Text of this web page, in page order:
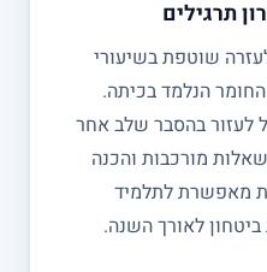
תרגילים
שוטפת בשיעורי
הנלמד בכיתה.
לעזור בהסבר שלב אחר
מורכבות והכנה
מאפשרת לתלמיד
לאורך השנה.